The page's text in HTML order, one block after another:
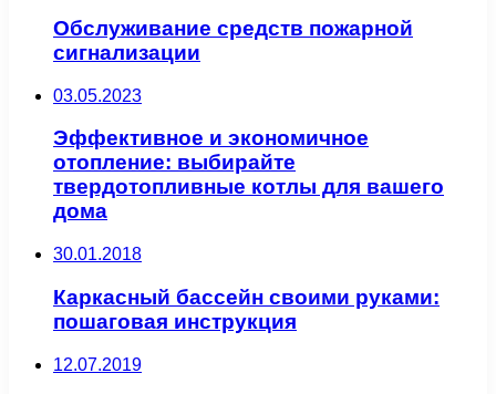
Обслуживание средств пожарной
сигнализации
03.05.2023
Эффективное и экономичное
отопление: выбирайте
твердотопливные котлы для вашего
дома
30.01.2018
Каркасный бассейн своими руками:
пошаговая инструкция
12.07.2019